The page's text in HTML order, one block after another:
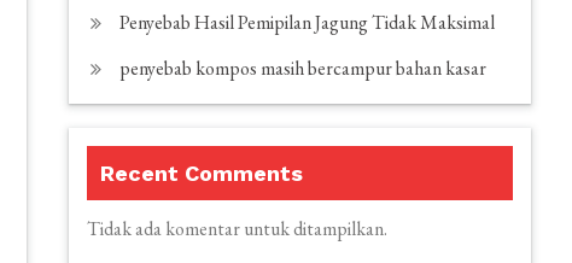
Penyebab Hasil Pemipilan Jagung Tidak Maksimal
penyebab kompos masih bercampur bahan kasar
Recent Comments
Tidak ada komentar untuk ditampilkan.